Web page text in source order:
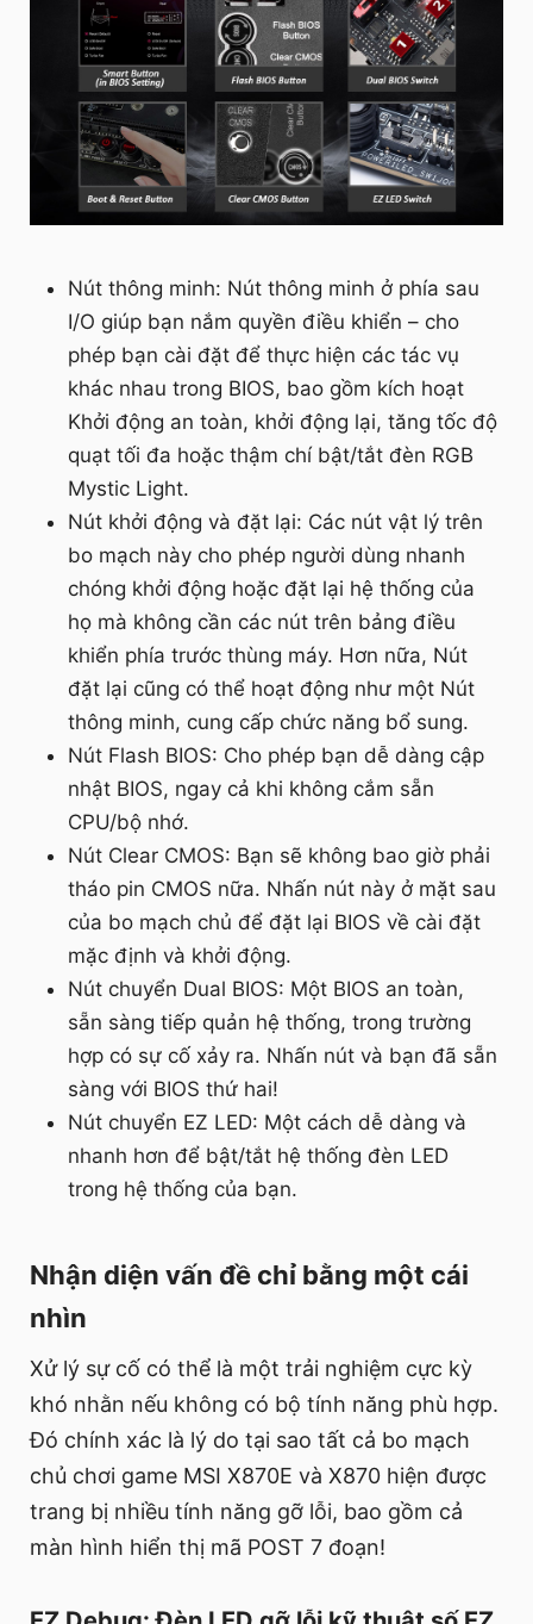
Nút thông minh: Nút thông minh ở phía sau
I/O giúp bạn nắm quyền điều khiển – cho
phép bạn cài đặt để thực hiện các tác vụ
khác nhau trong BIOS, bao gồm kích hoạt
Khởi động an toàn, khởi động lại, tăng tốc độ
quạt tối đa hoặc thậm chí bật/tắt đèn RGB
Mystic Light.
Nút khởi động và đặt lại: Các nút vật lý trên
bo mạch này cho phép người dùng nhanh
chóng khởi động hoặc đặt lại hệ thống của
họ mà không cần các nút trên bảng điều
khiển phía trước thùng máy. Hơn nữa, Nút
đặt lại cũng có thể hoạt động như một Nút
thông minh, cung cấp chức năng bổ sung.
Nút Flash BIOS: Cho phép bạn dễ dàng cập
nhật BIOS, ngay cả khi không cắm sẵn
CPU/bộ nhớ.
Nút Clear CMOS: Bạn sẽ không bao giờ phải
tháo pin CMOS nữa. Nhấn nút này ở mặt sau
của bo mạch chủ để đặt lại BIOS về cài đặt
mặc định và khởi động.
Nút chuyển Dual BIOS: Một BIOS an toàn,
sẵn sàng tiếp quản hệ thống, trong trường
hợp có sự cố xảy ra. Nhấn nút và bạn đã sẵn
sàng với BIOS thứ hai!
Nút chuyển EZ LED: Một cách dễ dàng và
nhanh hơn để bật/tắt hệ thống đèn LED
trong hệ thống của bạn.
Nhận diện vấn đề chỉ bằng một cái
nhìn
Xử lý sự cố có thể là một trải nghiệm cực kỳ
khó nhằn nếu không có bộ tính năng phù hợp.
Đó chính xác là lý do tại sao tất cả bo mạch
chủ chơi game MSI X870E và X870 hiện được
trang bị nhiều tính năng gỡ lỗi, bao gồm cả
màn hình hiển thị mã POST 7 đoạn!